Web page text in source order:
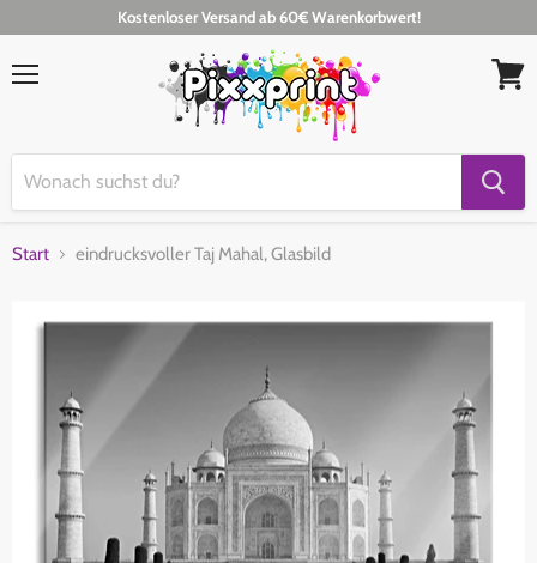
Kostenloser Versand ab 60€ Warenkorbwert!
Start eindrucksvoller Taj Mahal, Glasbild